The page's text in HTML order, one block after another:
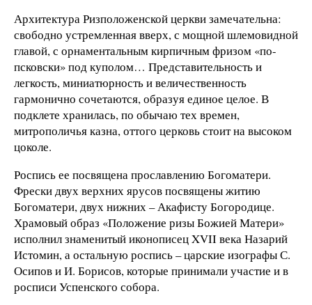
Архитектура Ризположенской церкви замечательна:
свободно устремленная вверх, с мощной шлемовидной
главой, с орнаментальным кирпичным фризом «по-
псковски» под куполом… Представительность и
легкость, миниатюрность и величественность
гармонично сочетаются, образуя единое целое. В
подклете хранилась, по обычаю тех времен,
митрополичья казна, оттого церковь стоит на высоком
цоколе.
Роспись ее посвящена прославлению Богоматери.
Фрески двух верхних ярусов посвящены житию
Богоматери, двух нижних – Акафисту Богородице.
Храмовый образ «Положение ризы Божией Матери»
исполнил знаменитый иконописец XVII века Назарий
Истомин, а остальную роспись – царские изографы С.
Осипов и И. Борисов, которые принимали участие и в
росписи Успенского собора.